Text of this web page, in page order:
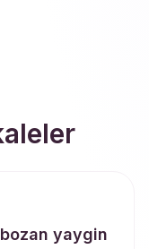
yaygin